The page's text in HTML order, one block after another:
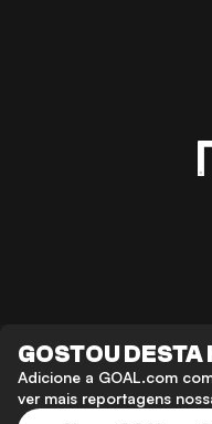
GOSTOU
Adicione a GOAL.com
ver mais reportagens